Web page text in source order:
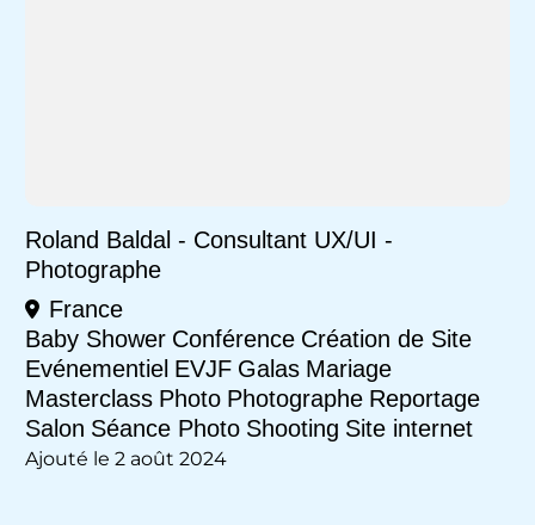
Roland Baldal - Consultant UX/UI -
Photographe
France
Baby Shower Conférence Création de Site
Evénementiel EVJF Galas Mariage
Masterclass Photo Photographe Reportage
Salon Séance Photo Shooting Site internet
Ajouté le 2 août 2024